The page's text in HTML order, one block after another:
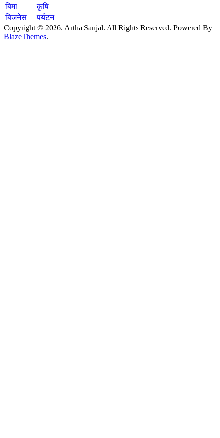
बिमा
कृषि
बिजनेस
पर्यटन
Copyright © 2026. Artha Sanjal. All Rights Reserved. Powered By
BlazeThemes.